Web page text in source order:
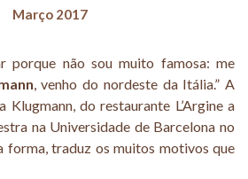
Março 2017
porque não sou muito famosa: me
, venho do nordeste da Itália.” A
do restaurante L’Argine a
na Universidade de Barcelona no
forma, traduz os muitos motivos que